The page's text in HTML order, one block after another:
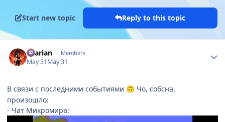
Start new topic Reply to this topic
Ellarian Members
May 31May 31
В связи с последними событиями 🙃 Чо, собсна,
произошло:
- Чат Микромира: